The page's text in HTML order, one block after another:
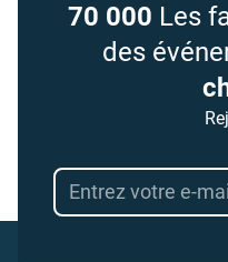
70 000 Les
des